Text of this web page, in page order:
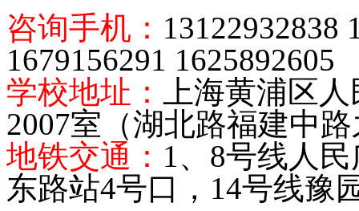
咨询手机 ： 13122932838
1679156291 1625892605
学校地址：
上海黄浦区
2007室（湖北路福建中
地铁交通： 1、8号线人
东路站4号口，14号线豫